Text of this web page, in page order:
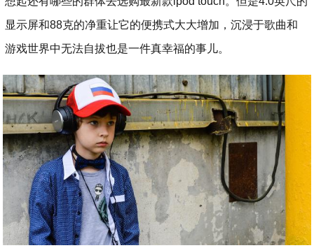
显示屏和88克的净重让它的便携式大大增加，沉浸于歌曲和
游戏世界中无法自拔也是一件真幸福的事儿。